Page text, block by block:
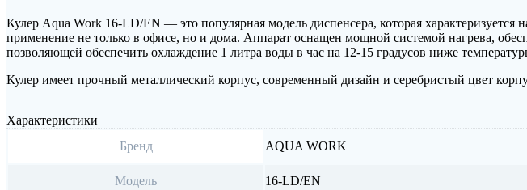
Кулер Aqua Work 16-LD/EN — это популярная модель диспенсера, которая
применение не только в офисе, но и дома. Аппарат оснащен мощной системой нагрева,
позволяющей обеспечить охлаждение 1 литра воды в час на 12-15 градусов ниже
Кулер имеет прочный металлический корпус, современный дизайн и серебристый цвет
Характеристики
Бренд
AQUA WORK
Модель 16-LD/EN